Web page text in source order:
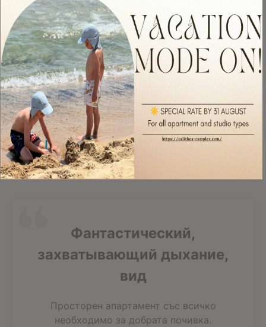
a year ago
Splendid view Disadvantages You need to drive everywhere
and the roads are very very bad, No restaurants near, The
beach...Read more
Florescu Sorin
2 years ago
The receptionist was very helpfull and pleasant, the
apartment was great, the view was fantastic, everything was
clean, we even...Read more
Read All 303 Reviews
Фантастический,
захватывающий дыхание,
вид
Просторен апартамент със всичко
необходимо за добрата почивка.